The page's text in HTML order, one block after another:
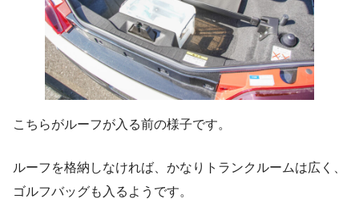
こちらがルーフが入る前の様子です。
ルーフを格納しなければ、かなりトランクルームは広く、
ゴルフバッグも入るようです。